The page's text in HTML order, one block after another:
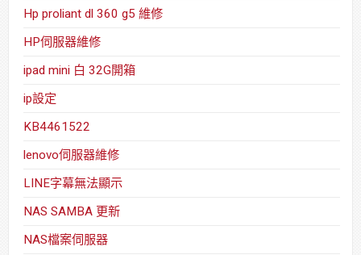
Hp proliant dl 360 g5 維修
HP伺服器維修
ipad mini 白 32G開箱
ip設定
KB4461522
lenovo伺服器維修
LINE字幕無法顯示
NAS SAMBA 更新
NAS檔案伺服器